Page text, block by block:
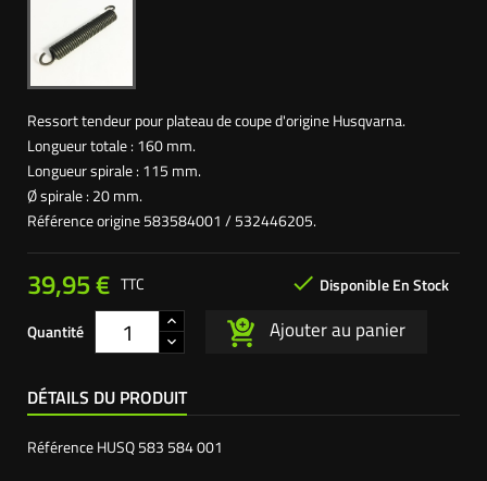
Ressort tendeur pour plateau de coupe d'origine Husqvarna.
Longueur totale : 160 mm.
Longueur spirale : 115 mm.
Ø spirale : 20 mm.
Référence origine 583584001 / 532446205.
39,95 €  Disponible En Stock
TTC
Quantité Ajouter au panier
DÉTAILS DU PRODUIT
RéférenceHUSQ 583 584 001